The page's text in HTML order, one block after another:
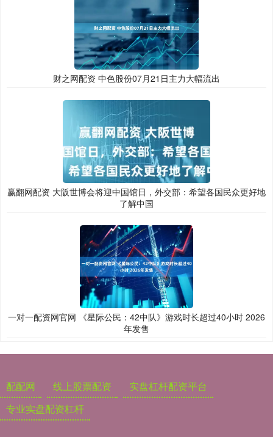
财之网配资 中色股份07月21日主力大幅流出
赢翻网配资 大阪世博会将迎中国馆日，外交部：希望各国民众更好地
了解中国
一对一配资网官网 《星际公民：42中队》游戏时长超过40小时 2026
年发售
配配网 线上股票配资
实盘杠杆配资平台
专业实盘配资杠杆